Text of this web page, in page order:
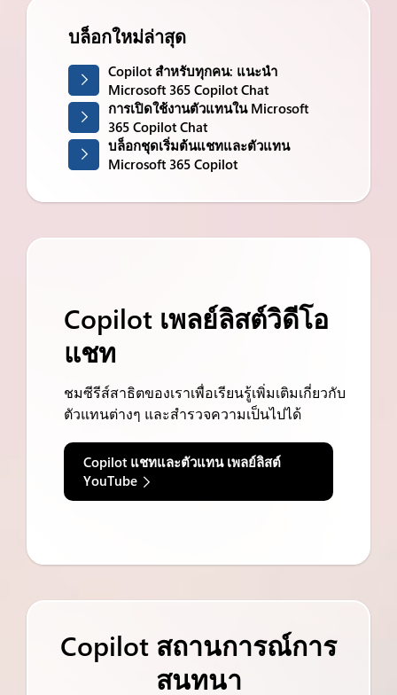
บล็อกใหม่ล่าสุด
Copilot สำหรับทุกคน: แนะนำ
Microsoft 365 Copilot Chat
การเปิดใช้งานตัวแทนใน Microsoft
365 Copilot Chat
บล็อกชุดเริ่มต้นแชทและตัวแทน
Microsoft 365 Copilot
Copilot เพลย์ลิสต์วิดีโอ
แชท
ชมซีรีส์สาธิตของเราเพื่อเรียนรู้เพิ่มเติมเกี่ยวกับ
ตัวแทนต่างๆ และสำรวจความเป็นไปได้
Copilot แชทและตัวแทน เพลย์ลิสต์
YouTube
Copilot สถานการณ์การ
สนทนา